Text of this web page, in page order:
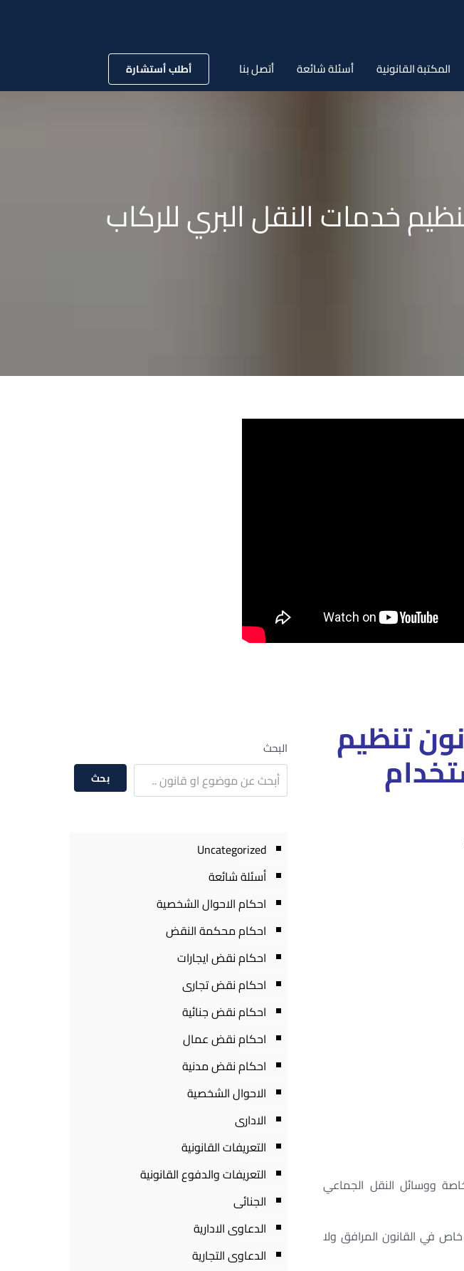
المكتبة القانونية أسئلة شائعة أتصل بنا أطلب أستشارة
بإصدار قانون تنظيم خدمات النقل البري للركاب
بإصدار قانون تنظيم
ووسائل النقل الجماعي
1973 فيما لم يرد في شأنه نص خاص في القانون المرافق ولا
البحث
بحث
Uncategorized
أسئلة شائعة
احكام الاحوال الشخصية
احكام محكمة النقض
احكام نقض ايجارات
احكام نقض تجارى
احكام نقض جنائية
احكام نقض عمال
احكام نقض مدنية
الاحوال الشخصية
الادارى
التعريفات القانونية
التعريفات والدفوع القانونية
الجنائى
الدعاوى الادارية
الدعاوى التجارية